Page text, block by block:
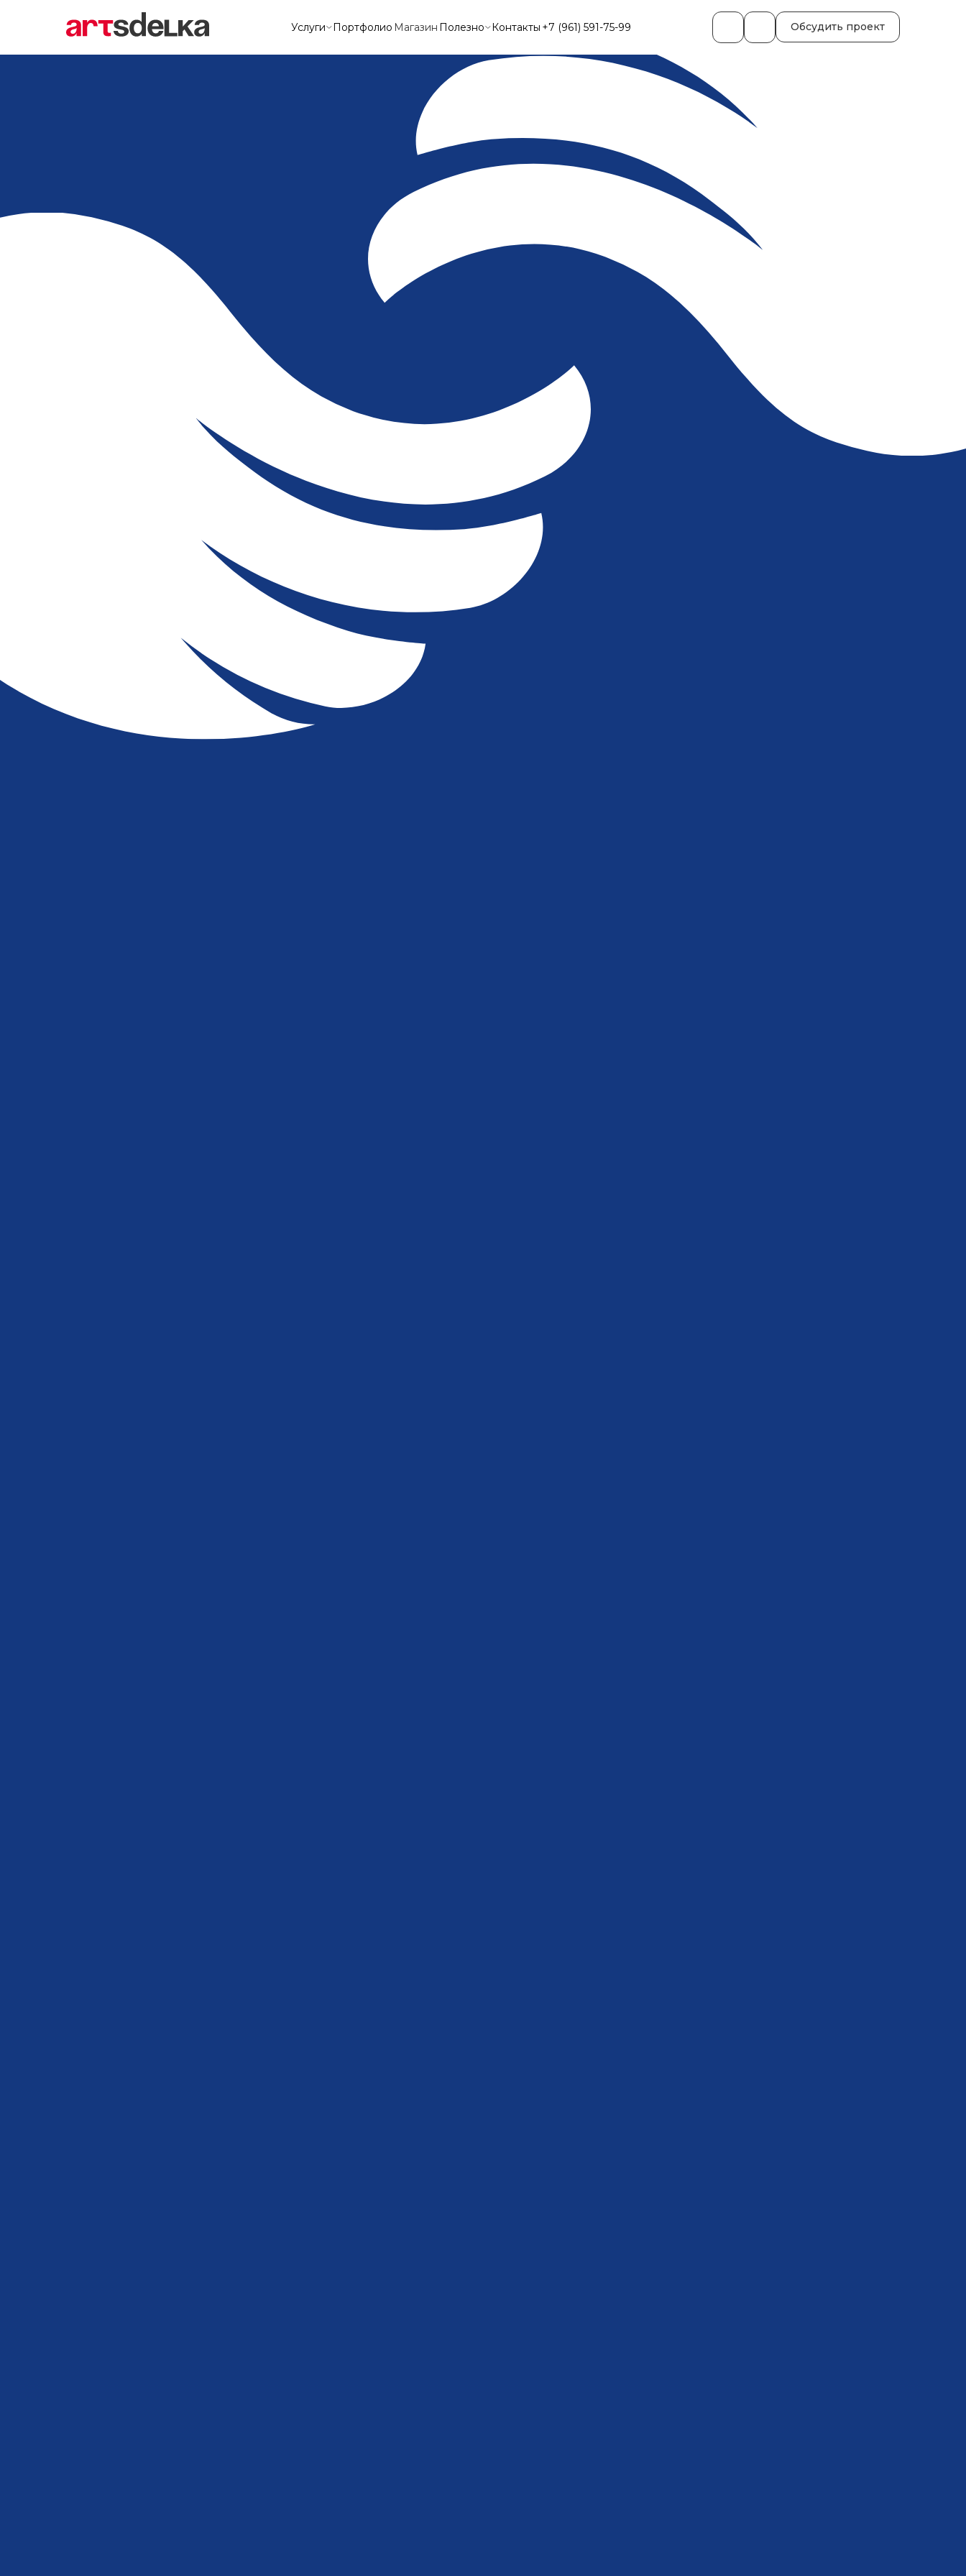
Услуги Портфолио Магазин Полезно Контакты +7 (961) 591-75-99 Обсудить проект